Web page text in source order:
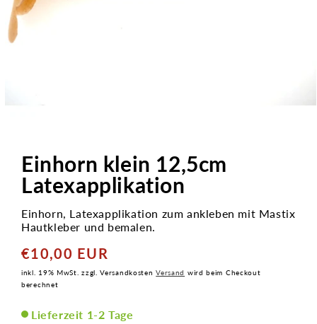
Modal
öffnenEinhorn klein 12,5cm
Latexapplikation
Einhorn, Latexapplikation zum ankleben mit Mastix
Hautkleber und bemalen.
Normaler
Preis
€10,00 EUR
inkl. 19% MwSt. zzgl. VersandkostenVersand wird beim Checkout
berechnet
Lieferzeit 1-2 Tage